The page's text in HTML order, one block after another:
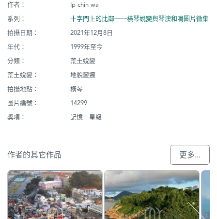
作者：
Ip chin wa
系列：
十字門上的比鄰──橫琴蛻變與琴澳和鳴圖片徵集
拍攝日期：
2021年12月8日
年代：
1999年至今
分類：
荒土蛻變
荒土蛻變：
地貌變遷
拍攝地點：
橫琴
圖片編號：
14299
獎項：
記憶一星級
作者的其它作品 更多...